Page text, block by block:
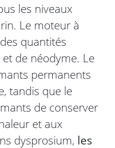
les niveaux
Le moteur à
quantités
de néodyme. Le
permanents
tandis que le
de conserver
et aux
dysprosium, les